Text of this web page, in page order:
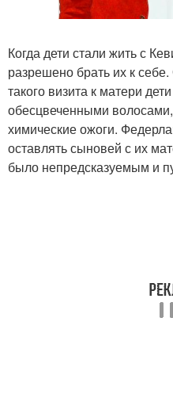
Когда дети стали жить с
разрешено брать их к
такого визита к матери
обесцвеченными
химические ожоги.
оставлять сыновей с их
было непредсказуемым и